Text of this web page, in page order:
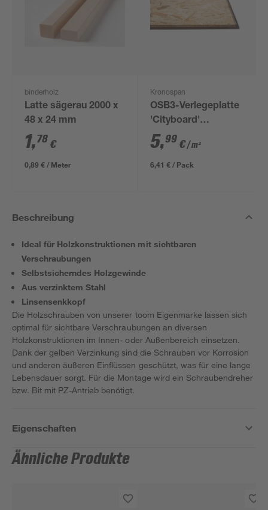
binderholz
Latte sägerau 2000 x
48 x 24 mm
1,78 €
0,89 € / Meter
Kronospan
OSB3-Verlegeplatte
'Cityboard'
ungeschliffen 1690 x
634 x 12 mm
5,99 €/ m²
6,41 € / Pack
Beschreibung
Ideal für Holzkonstruktionen mit sichtbaren
Verschraubungen
Selbstsicherndes Holzgewinde
Aus verzinktem Stahl
Linsensenkkopf
Die Holzschrauben von unserer toom Eigenmarke lassen sich
optimal für sichtbare Verschraubungen an diversen
Holzkonstruktionen im Innen- oder Außenbereich einsetzen.
Dank der gelben Verzinkung sind die Schrauben vor Korrosion
und anderen äußeren Einflüssen geschützt, was für eine lange
Lebensdauer sorgt. Für die Montage wird ein Schraubendreher
bzw. Bit mit PZ-Antrieb benötigt.
Eigenschaften
Ähnliche Produkte